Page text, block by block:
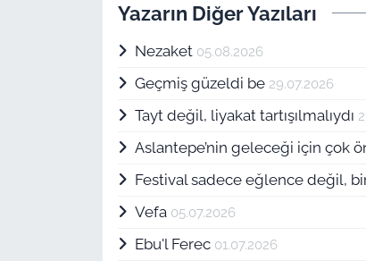
Yazarın Diğer Yazıları
Nezaket 05.08.2026
Geçmiş güzeldi be 29.07.2026
Tayt değil, liyakat tartışılmalıydı
Aslantepe’nin geleceği için çok
Festival sadece eğlence değil,
Vefa 05.07.2026
Ebu'l Ferec 01.07.2026